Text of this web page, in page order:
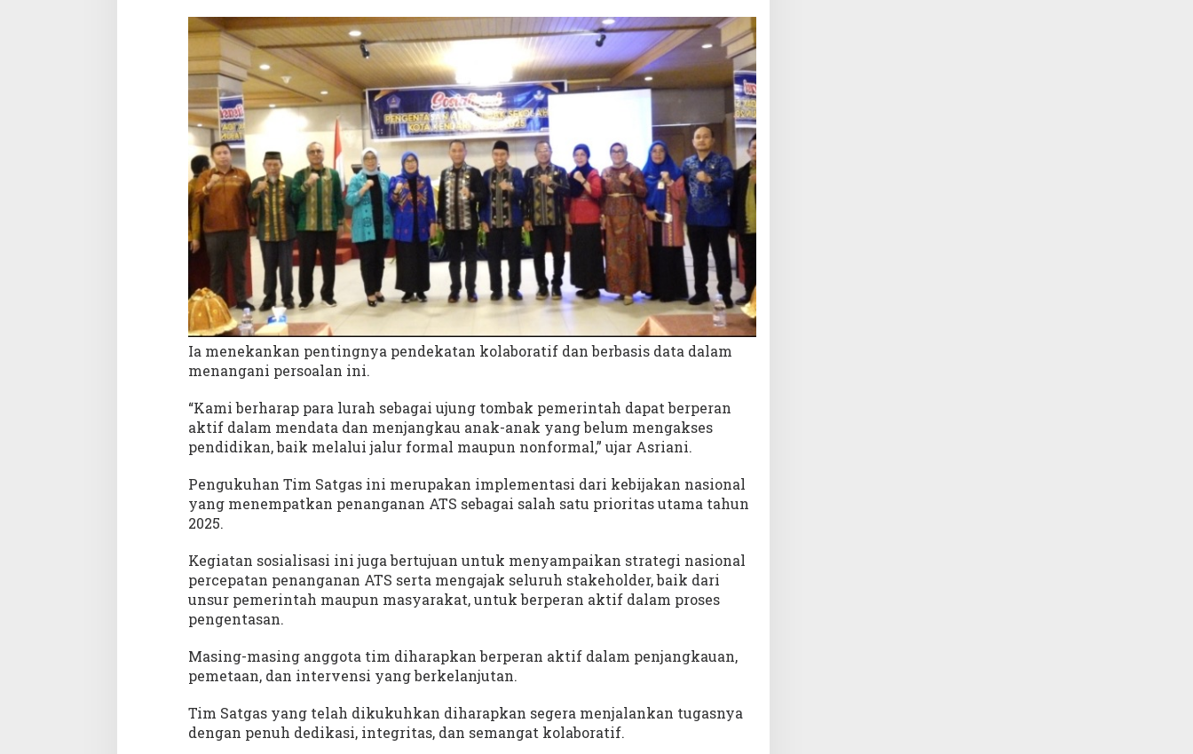
Ia menekankan pentingnya pendekatan kolaboratif dan berbasis data dalam
menangani persoalan ini.
“Kami berharap para lurah sebagai ujung tombak pemerintah dapat berperan
aktif dalam mendata dan menjangkau anak-anak yang belum mengakses
pendidikan, baik melalui jalur formal maupun nonformal,” ujar Asriani.
Pengukuhan Tim Satgas ini merupakan implementasi dari kebijakan nasional
yang menempatkan penanganan ATS sebagai salah satu prioritas utama tahun
2025.
Kegiatan sosialisasi ini juga bertujuan untuk menyampaikan strategi nasional
percepatan penanganan ATS serta mengajak seluruh stakeholder, baik dari
unsur pemerintah maupun masyarakat, untuk berperan aktif dalam proses
pengentasan.
Masing-masing anggota tim diharapkan berperan aktif dalam penjangkauan,
pemetaan, dan intervensi yang berkelanjutan.
Tim Satgas yang telah dikukuhkan diharapkan segera menjalankan tugasnya
dengan penuh dedikasi, integritas, dan semangat kolaboratif.